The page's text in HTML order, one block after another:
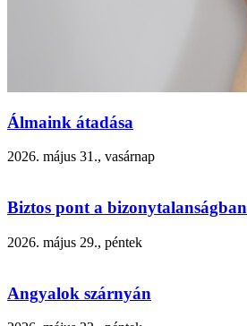
Álmaink átadása
2026. május 31., vasárnap
Biztos pont a bizonytalanságban
2026. május 29., péntek
Angyalok szárnyán